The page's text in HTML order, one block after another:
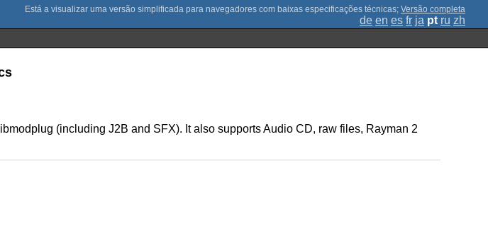
; Versão completa
de en es fr ja pt ru zh
(including J2B and SFX). It also supports Audio CD, raw files, Rayman 2